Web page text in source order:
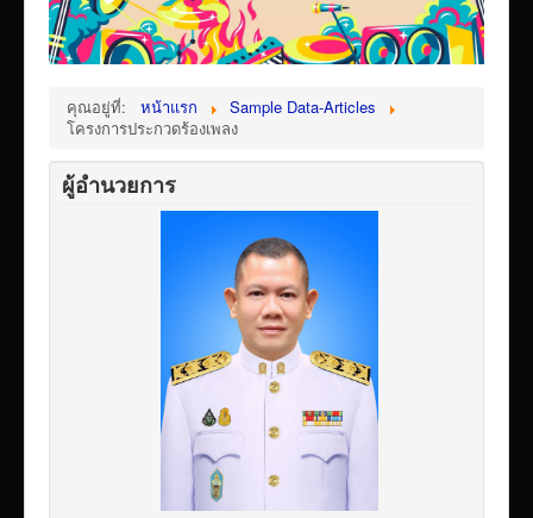
ร้องเรียน/ร้องทุกข์/สอบถามรายละเอียด
e-learning(sandbox)
เผยแพร่ผลงานวิชาการ
คุณอยู่ที่: หน้าแรก
Sample Data-Articles
โครงการประกวดร้องเพลง
ผู้อำนวยการ